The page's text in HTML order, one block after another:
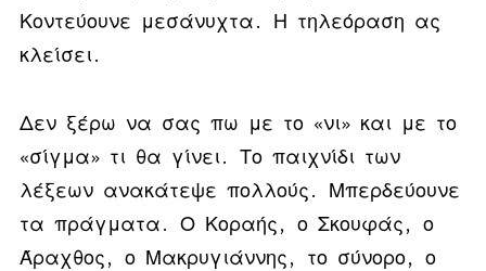
Κοντεύουνε μεσάνυχτα. Η τηλεόραση ας
κλείσει.
Δεν ξέρω να σας πω με το «νι» και με το
«σίγμα» τι θα γίνει. Το παιχνίδι των
λέξεων ανακάτεψε πολλούς. Μπερδεύουνε
τα πράγματα. Ο Κοραής, ο Σκουφάς, ο
Άραχθος, ο Μακρυγιάννης, το σύνορο, ο